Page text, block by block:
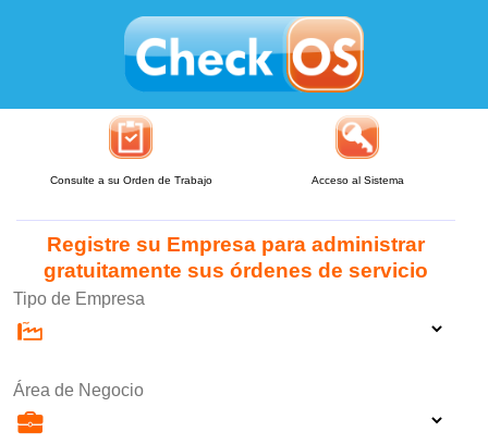
Consulte a su Orden de Trabajo Acceso al Sistema
Registre su Empresa para administrar
gratuitamente sus órdenes de servicio
Tipo de Empresa
Área de Negocio